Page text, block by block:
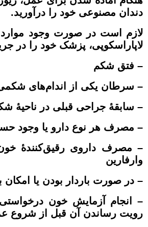
دندان مصنوعی خود را درآورید.
لازم است در صورت وجود موارد
لاپاراسکوپی، پزشک خود را در
– فتق شکم
– سرطان یکی از اندام‌های
– سابقۀ جراحی قبلی در ناحیۀ
– مصرف هر نوع دارو یا وجود
– مصرف داروی رقیق‌کنندۀ
وارفارین
– در صورت باردار بودن یا امکان
– انجام آزمایش خون
رویت رساندن آن قبل از شروع